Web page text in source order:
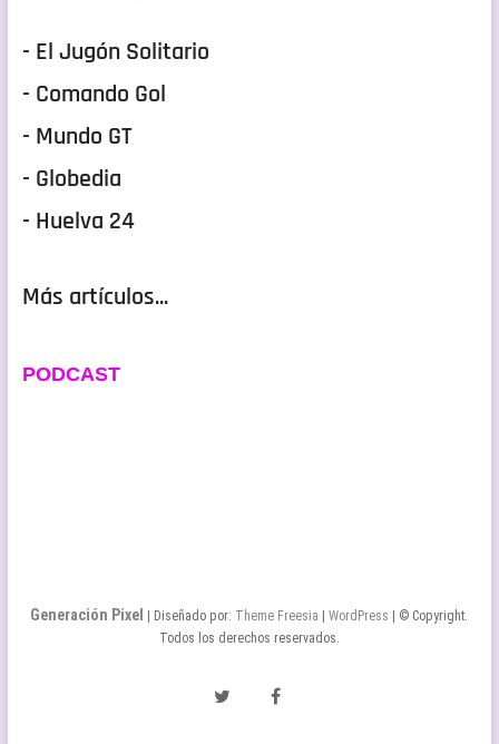
- El Jugón Solitario
- Comando Gol
- Mundo GT
- Globedia
- Huelva 24
Más artículos...
PODCAST
Generación Pixel | Diseñado por: Theme Freesia |WordPress
| © Copyright.
Todos los derechos reservados.
TwitterFacebook